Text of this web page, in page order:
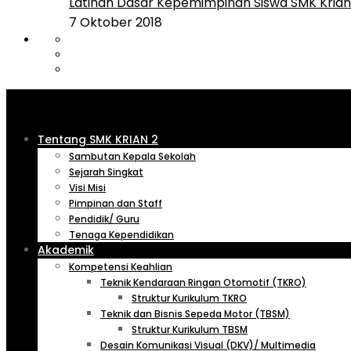
7 Oktober 2018
Tentang SMK KRIAN 2
Sambutan Kepala Sekolah
Sejarah Singkat
Visi Misi
Pimpinan dan Staff
Pendidik/ Guru
Tenaga Kependidikan
Akademik
Kompetensi Keahlian
Teknik Kendaraan Ringan Otomotif (TKRO)
Struktur Kurikulum TKRO
Teknik dan Bisnis Sepeda Motor (TBSM)
Struktur Kurikulum TBSM
Desain Komunikasi Visual (DKV)/ Multimedia